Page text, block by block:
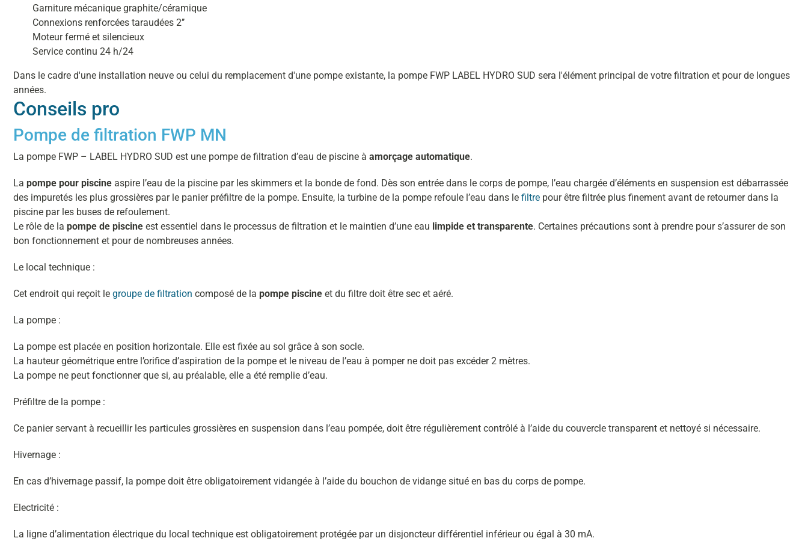
Garniture mécanique graphite/céramique
Connexions renforcées taraudées 2’’
Moteur fermé et silencieux
Service continu 24 h/24
Dans le cadre d'une installation neuve ou celui du remplacement d'une pompe existante, la pompe FWP LABEL HYDRO SUD sera l'élément principal de votre filtration et pour de longues
années.
Conseils pro
Pompe de filtration FWP MN
La pompe FWP – LABEL HYDRO SUD est une pompe de filtration d’eau de piscine à amorçage automatique.
La pompe pour piscine aspire l’eau de la piscine par les skimmers et la bonde de fond. Dès son entrée dans le corps de pompe, l’eau chargée d’éléments en suspension est débarrassée
des impuretés les plus grossières par le panier préfiltre de la pompe. Ensuite, la turbine de la pompe refoule l’eau dans le filtre pour être filtrée plus finement avant de retourner dans la
piscine par les buses de refoulement.
Le rôle de la pompe de piscine est essentiel dans le processus de filtration et le maintien d’une eau limpide et transparente. Certaines précautions sont à prendre pour s’assurer de son
bon fonctionnement et pour de nombreuses années.
Le local technique :
Cet endroit qui reçoit le groupe de filtration composé de la pompe piscine et du filtre doit être sec et aéré.
La pompe :
La pompe est placée en position horizontale. Elle est fixée au sol grâce à son socle.
La hauteur géométrique entre l’orifice d’aspiration de la pompe et le niveau de l’eau à pomper ne doit pas excéder 2 mètres.
La pompe ne peut fonctionner que si, au préalable, elle a été remplie d’eau.
Préfiltre de la pompe :
Ce panier servant à recueillir les particules grossières en suspension dans l’eau pompée, doit être régulièrement contrôlé à l’aide du couvercle transparent et nettoyé si nécessaire.
Hivernage :
En cas d’hivernage passif, la pompe doit être obligatoirement vidangée à l’aide du bouchon de vidange situé en bas du corps de pompe.
Electricité :
La ligne d’alimentation électrique du local technique est obligatoirement protégée par un disjoncteur différentiel inférieur ou égal à 30 mA.